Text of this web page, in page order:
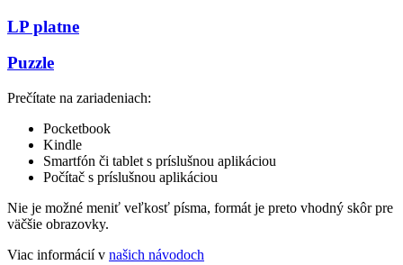
LP platne
Puzzle
Prečítate na zariadeniach:
Pocketbook
Kindle
Smartfón či tablet s príslušnou aplikáciou
Počítač s príslušnou aplikáciou
Nie je možné meniť veľkosť písma, formát je preto vhodný skôr pre
väčšie obrazovky.
Viac informácií v našich návodoch